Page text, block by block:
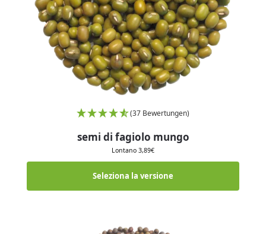
(37 Bewertungen)
semi di fagiolo mungo
Lontano 3,89€
Seleziona la versione